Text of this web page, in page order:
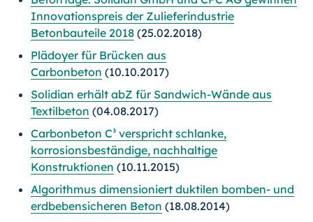
Innovationspreis der Zulieferindustrie
Betonbauteile 2018 (25.02.2018)
Plädoyer für Brücken aus
Carbonbeton (10.10.2017)
Solidian erhält abZ für Sandwich-Wände aus
Textilbeton (04.08.2017)
Carbonbeton C³ verspricht schlanke,
korrosionsbeständige, nachhaltige
Konstruktionen (10.11.2015)
Algorithmus dimensioniert duktilen bomben- und
erdbebensicheren Beton (18.08.2014)